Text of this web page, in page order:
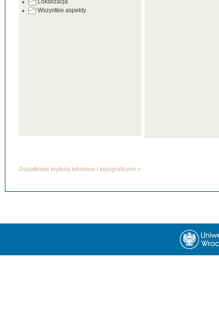
Lokalizacja
Wszystkie aspekty
Dodatkowe kryteria tekstowe i topograficzne »